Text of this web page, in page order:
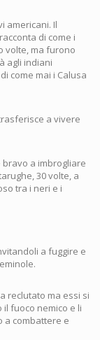
americani. Il
di come i
volte, ma furono
agli indiani
come mai i Calusa
a vivere
bravo a imbrogliare
30 volte, a
tra i neri e i
a fuggire e
reclutato ma essi si
il fuoco nemico e li
a combattere e